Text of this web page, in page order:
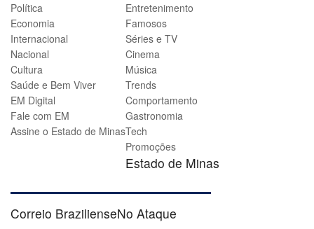
Política
Economia
Internacional
Nacional
Cultura
Saúde e Bem Viver
EM Digital
Fale com EM
Assine o Estado de Minas
Entretenimento
Famosos
Séries e TV
Cinema
Música
Trends
Comportamento
Gastronomia
Tech
Promoções
Estado de Minas
Correio BrazilienseNo Ataque